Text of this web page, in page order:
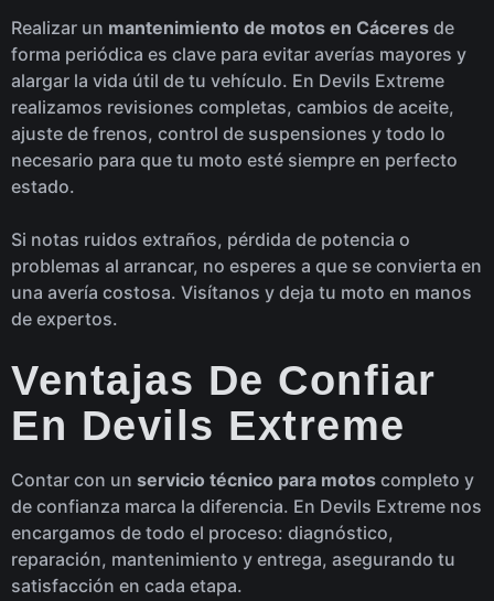
Realizar un mantenimiento de motos en Cáceres de
forma periódica es clave para evitar averías mayores y
alargar la vida útil de tu vehículo. En Devils Extreme
realizamos revisiones completas, cambios de aceite,
ajuste de frenos, control de suspensiones y todo lo
necesario para que tu moto esté siempre en perfecto
estado.
Si notas ruidos extraños, pérdida de potencia o
problemas al arrancar, no esperes a que se convierta en
una avería costosa. Visítanos y deja tu moto en manos
de expertos.
Ventajas De Confiar
En Devils Extreme
Contar con un servicio técnico para motos completo y
de confianza marca la diferencia. En Devils Extreme nos
encargamos de todo el proceso: diagnóstico,
reparación, mantenimiento y entrega, asegurando tu
satisfacción en cada etapa.